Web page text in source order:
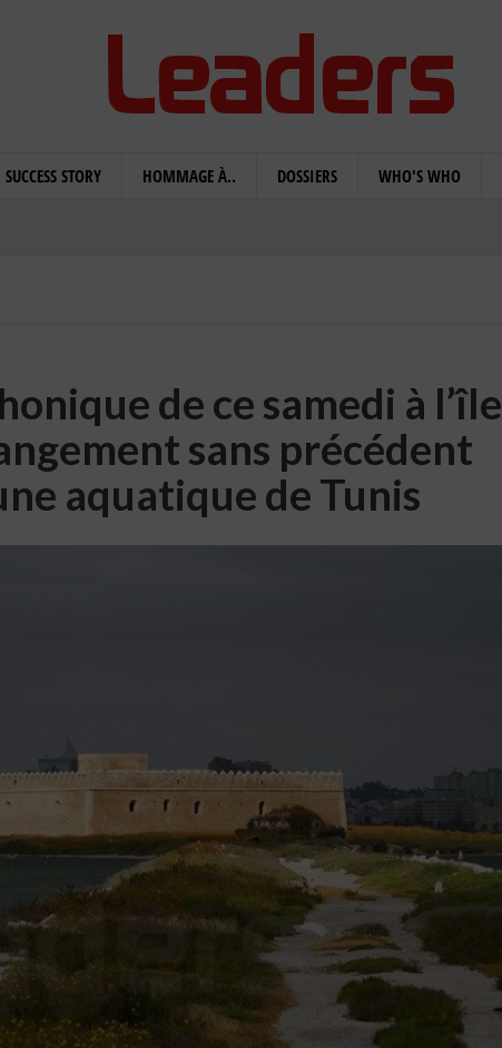
SUCCESS STORY HOMMAGE À.. DOSSIERS WHO'S WHO
de ce samedi à l’île
sans précédent
aquatique de Tunis